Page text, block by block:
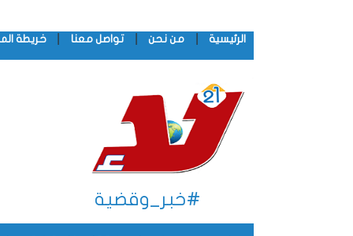
الرئيسية من نحن تواصل معنا خريطة
#خبر_وقضية